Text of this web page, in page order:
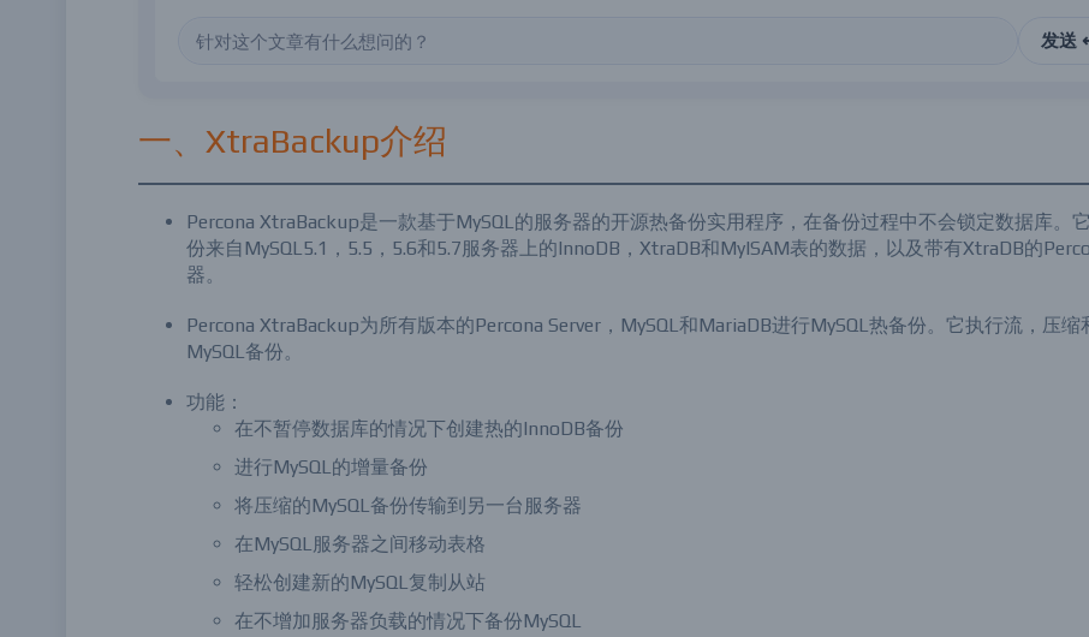
发送
一、XtraBackup介绍
Percona XtraBackup是一款基于MySQL的服务器的开源热备份实用程序，在备份过程中不会锁定数据库。
份来自MySQL5.1，5.5，5.6和5.7服务器上的InnoDB，XtraDB和MyISAM表的数据，以及带有XtraDB的
器。
Percona XtraBackup为所有版本的Percona Server，MySQL和MariaDB进行MySQL热备份。它执行流，压缩
MySQL备份。
功能：
在不暂停数据库的情况下创建热的InnoDB备份
进行MySQL的增量备份
将压缩的MySQL备份传输到另一台服务器
在MySQL服务器之间移动表格
轻松创建新的MySQL复制从站
在不增加服务器负载的情况下备份MySQL